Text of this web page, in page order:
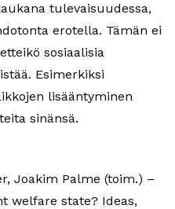
tulevaisuudessa,
erotella. Tämän ei
sosiaalisia
Esimerkiksi
lisääntyminen
sinänsä.
Joakim Palme (toim.) –
welfare state? Ideas,